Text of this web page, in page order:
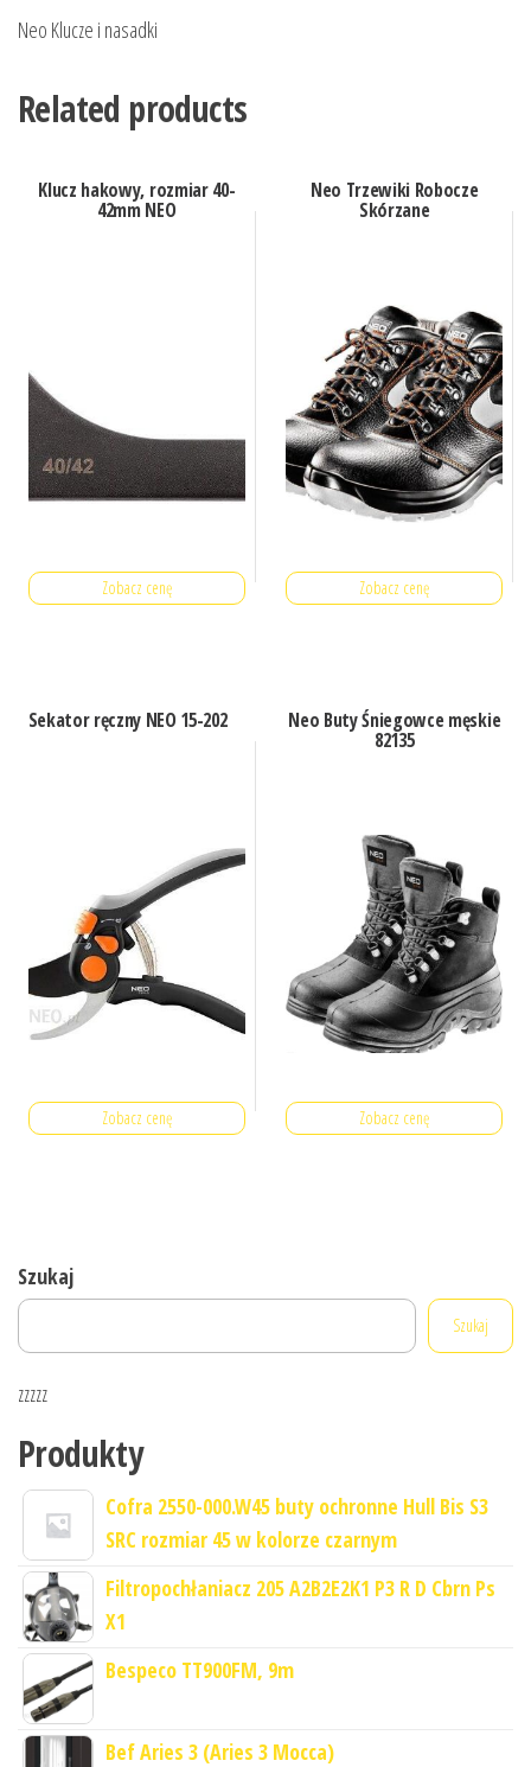
Neo Klucze i nasadki
Related products
Klucz hakowy, rozmiar 40-
42mm NEO
Zobacz cenę
Neo Trzewiki Robocze
Skórzane
Zobacz cenę
Sekator ręczny NEO 15-202
Zobacz cenę
Neo Buty Śniegowce męskie
82135
Zobacz cenę
Szukaj
Szukaj
zzzzz
Produkty
Cofra 2550-000.W45 buty ochronne Hull Bis S3
SRC rozmiar 45 w kolorze czarnym
Filtropochłaniacz 205 A2B2E2K1 P3 R D Cbrn Ps
X1
Bespeco TT900FM, 9m
Bef Aries 3 (Aries 3 Mocca)